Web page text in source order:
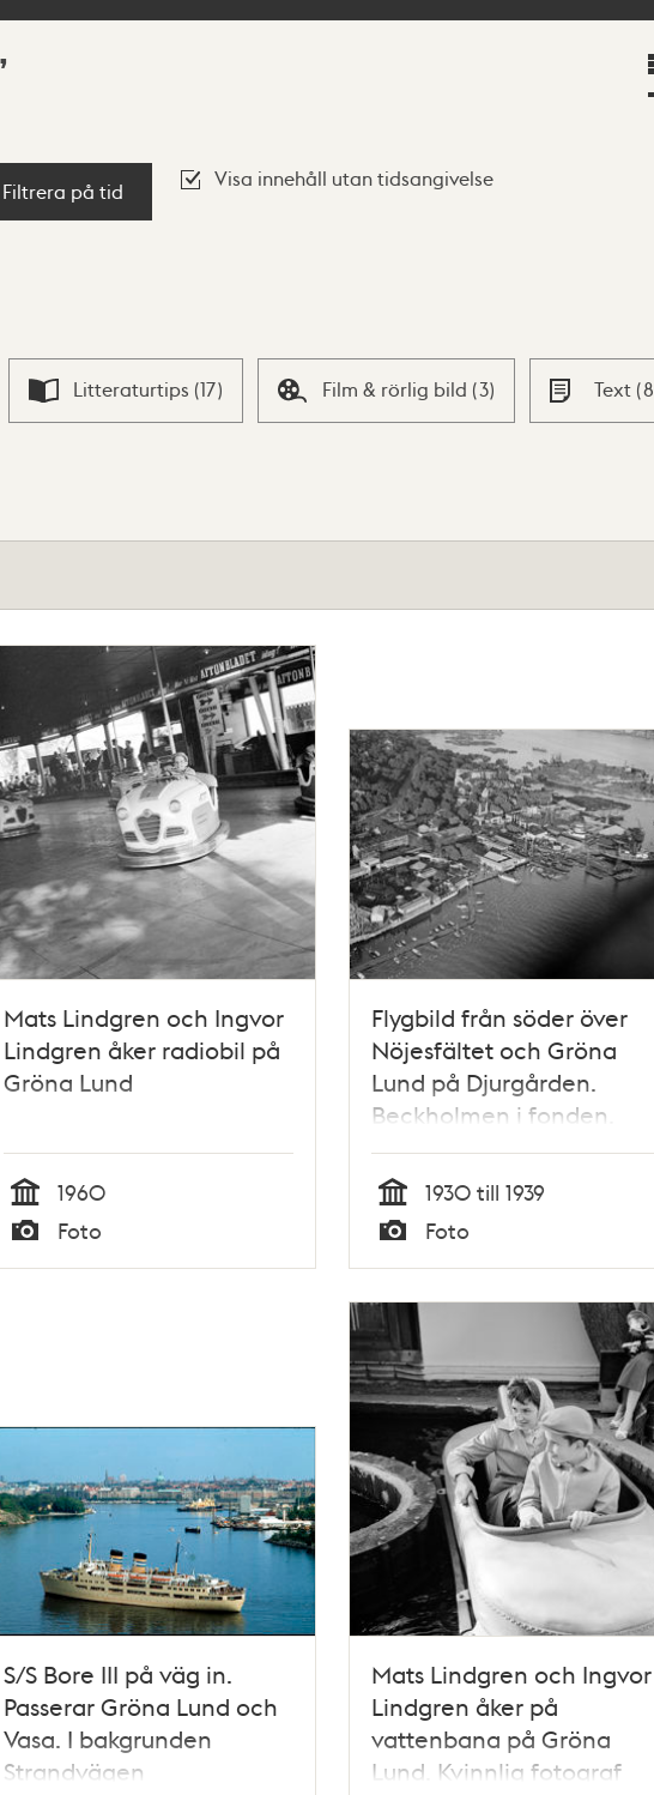
Filtrera på tid
Visa innehåll utan tidsangivelse
Litteraturtips (17) Film & rörlig bild (3) Text (8
Mats Lindgren och Ingvor
Lindgren åker radiobil på
Gröna Lund
Tid
1960
Typ
Foto
Flygbild från söder över
Nöjesfältet och Gröna
Lund på Djurgården.
Beckholmen i fonden.
Tid
1930 till 1939
Typ
Foto
S/S Bore III på väg in.
Passerar Gröna Lund och
Vasa. I bakgrunden
Strandvägen
Mats Lindgren och Ingvor
Lindgren åker på
vattenbana på Gröna
Lund. Kvinnlig fotograf